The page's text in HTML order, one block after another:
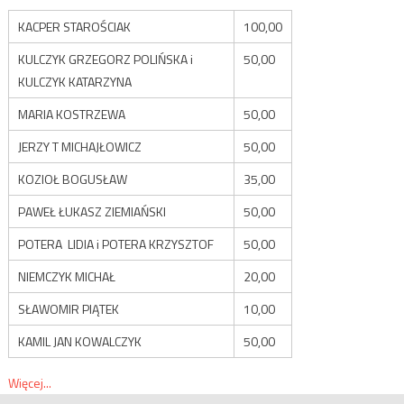
KACPER STAROŚCIAK
100,00
KULCZYK GRZEGORZ POLIŃSKA i
KULCZYK KATARZYNA
50,00
MARIA KOSTRZEWA
50,00
JERZY T MICHAJŁOWICZ
50,00
KOZIOŁ BOGUSŁAW
35,00
PAWEŁ ŁUKASZ ZIEMIAŃSKI
50,00
POTERA LIDIA i POTERA KRZYSZTOF
50,00
NIEMCZYK MICHAŁ
20,00
SŁAWOMIR PIĄTEK
10,00
KAMIL JAN KOWALCZYK
50,00
Więcej...